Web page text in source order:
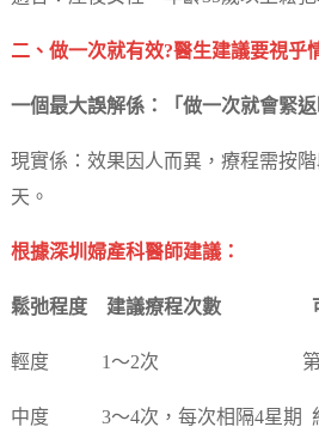
二、做一次就有效?醫生建議要視乎
一個最大誤解係：「做一次就會緊返
現實係：效果因人而異，療程需按
天。
根據深圳婦產科醫師建議：
鬆弛程度 建議療程次數 可
輕度 1～2次 第2～4星
中度 3～4次，每次相隔4星期